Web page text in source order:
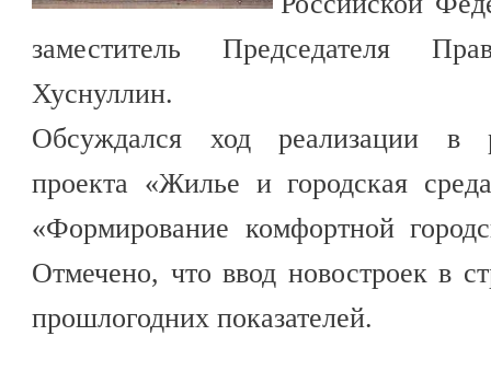
заместитель Председателя
Хуснуллин.
Обсуждался ход реализации в
проекта «Жилье и городская
«Формирование комфортной
Отмечено, что ввод новостроек в
прошлогодних показателей.